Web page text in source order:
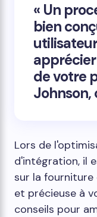
« Un
bien
de votre
Lors de
d'intégration, il
sur la fourniture
et précieuse à
conseils pour